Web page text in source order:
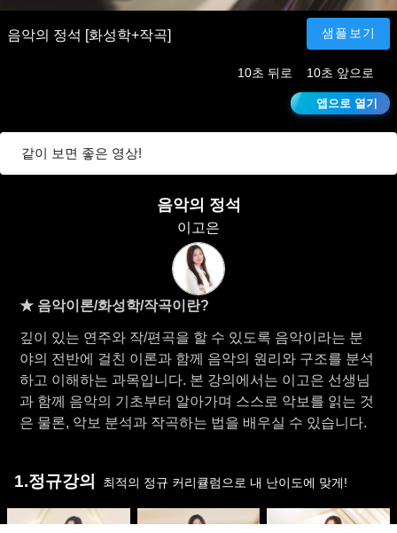
재
생
음악의 정석 [화성학+작곡] 샘플보기
10초 뒤로 10초 앞으로
앱으로 열기
같이 보면 좋은 영상!
음악의 정석
이고은
★ 음악이론/화성학/작곡이란?
깊이 있는 연주와 작/편곡을 할 수 있도록 음악이라는 분
야의 전반에 걸친 이론과 함께 음악의 원리와 구조를 분석
하고 이해하는 과목입니다. 본 강의에서는 이고은 선생님
과 함께 음악의 기초부터 알아가며 스스로 악보를 읽는 것
은 물론, 악보 분석과 작곡하는 법을 배우실 수 있습니다.
1.정규강의 최적의 정규 커리큘럼으로 내 난이도에 맞게!